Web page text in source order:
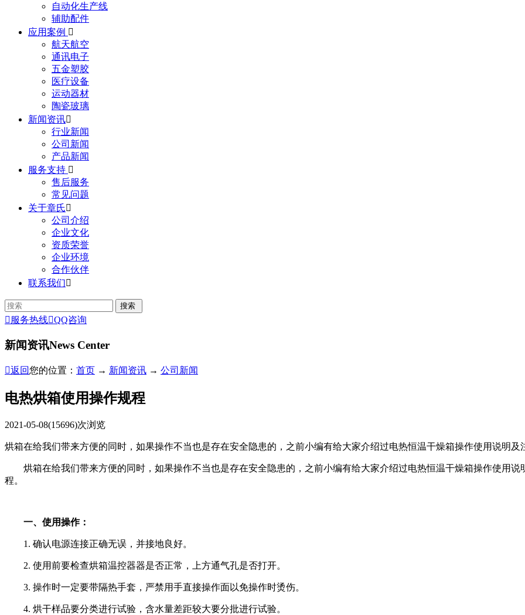
自动化生产线
辅助配件
应用案例 
航天航空
通讯电子
五金塑胶
医疗设备
运动器材
陶瓷玻璃
新闻资讯
行业新闻
公司新闻
产品新闻
服务支持 
售后服务
常见问题
关于章氏
公司介绍
企业文化
资质荣誉
企业环境
合作伙伴
联系我们
 服务热线QQ咨询
新闻资讯News Center
返回您的位置： 首页 → 新闻资讯 → 公司新闻
电热烘箱使用操作规程
2021-05-08(15696)次浏览
烘箱在给我们带来方便的同时，如果操作不当也是存在安全隐患的，之前小编有给大家介绍过电热恒温干燥箱操作使用说明及
烘箱在给我们带来方便的同时，如果操作不当也是存在安全隐患的，之前小编有给大家介绍过电热恒温干燥箱操作使用说
程。
一、使用操作：
1. 确认电源连接正确无误，并接地良好。
2. 使用前要检查烘箱温控器器是否正常，上方通气孔是否打开。
3. 操作时一定要带隔热手套，严禁用手直接操作面以免操作时烫伤。
4. 烘干样品要分类进行试验，含水量差距较大要分批进行试验。